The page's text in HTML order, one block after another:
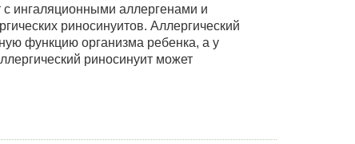
с ингаляционными аллергенами и
риносинуитов. Аллергический
функцию организма ребенка, а у
риносинуит может